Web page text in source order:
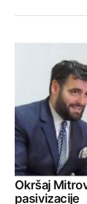
Okršaj
pasivizacije